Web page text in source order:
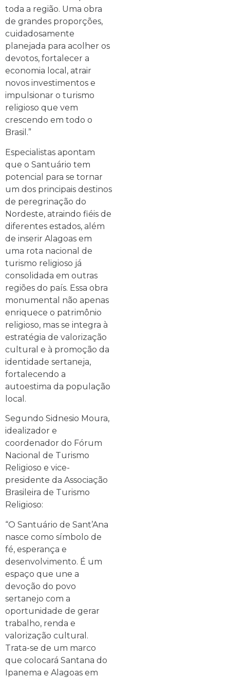
toda a região. Uma obra
de grandes proporções,
cuidadosamente
planejada para acolher os
devotos, fortalecer a
economia local, atrair
novos investimentos e
impulsionar o turismo
religioso que vem
crescendo em todo o
Brasil.”
Especialistas apontam
que o Santuário tem
potencial para se tornar
um dos principais destinos
de peregrinação do
Nordeste, atraindo fiéis de
diferentes estados, além
de inserir Alagoas em
uma rota nacional de
turismo religioso já
consolidada em outras
regiões do país. Essa obra
monumental não apenas
enriquece o patrimônio
religioso, mas se integra à
estratégia de valorização
cultural e à promoção da
identidade sertaneja,
fortalecendo a
autoestima da população
local.
Segundo Sidnesio Moura,
idealizador e
coordenador do Fórum
Nacional de Turismo
Religioso e vice-
presidente da Associação
Brasileira de Turismo
Religioso:
“O Santuário de Sant’Ana
nasce como símbolo de
fé, esperança e
desenvolvimento. É um
espaço que une a
devoção do povo
sertanejo com a
oportunidade de gerar
trabalho, renda e
valorização cultural.
Trata-se de um marco
que colocará Santana do
Ipanema e Alagoas em